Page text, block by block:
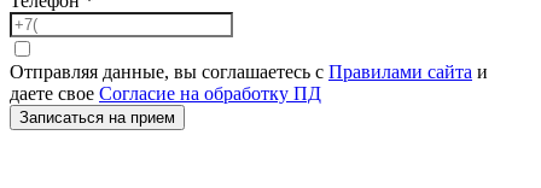
Отправляя данные, вы соглашаетесь с Правилами сайта и
даете свое Согласие на обработку ПД
Записаться на прием